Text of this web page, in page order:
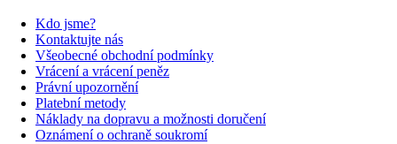
Kdo jsme?
Kontaktujte nás
Všeobecné obchodní podmínky
Vrácení a vrácení peněz
Právní upozornění
Platební metody
Náklady na dopravu a možnosti doručení
Oznámení o ochraně soukromí